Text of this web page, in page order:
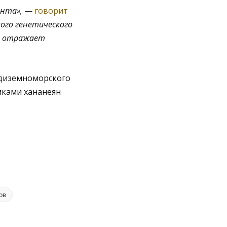
— говорит
генетического
отражает
хананеян